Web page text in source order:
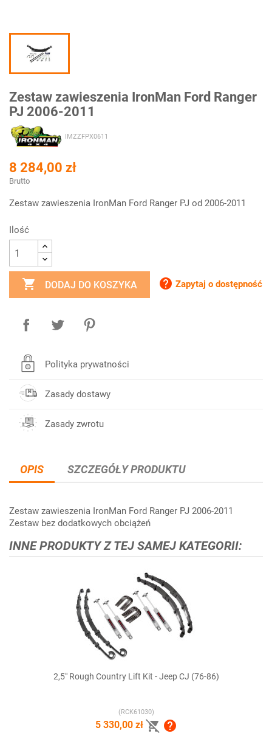
Zestaw zawieszenia IronMan Ford Ranger
PJ 2006-2011
IMZZFPX0611
8 284,00 zł
Brutto
Zestaw zawieszenia IronMan Ford Ranger PJ od 2006-2011
Ilość
 DODAJ DO KOSZYKA  Zapytaj o dostępność
Polityka prywatności
Zasady dostawy
Zasady zwrotu
OPIS SZCZEGÓŁY PRODUKTU
Zestaw zawieszenia IronMan Ford Ranger PJ 2006-2011
Zestaw bez dodatkowych obciążeń
INNE PRODUKTY Z TEJ SAMEJ KATEGORII:
2,5" Rough Country Lift Kit - Jeep CJ (76-86)
(RCK61030)
5 330,00 zł  